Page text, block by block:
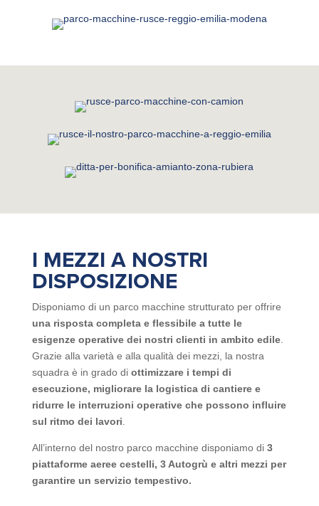
I MEZZI A NOSTRI
DISPOSIZIONE
Disponiamo di un parco macchine strutturato per offrire
una risposta completa e flessibile a tutte le
esigenze operative dei nostri clienti in ambito edile.
Grazie alla varietà e alla qualità dei mezzi, la nostra
squadra è in grado di ottimizzare i tempi di
esecuzione, migliorare la logistica di cantiere e
ridurre le interruzioni operative che possono influire
sul ritmo dei lavori
All’interno del nostro parco macchine disponiamo di 3
piattaforme aeree cestelli, 3 Autogrù e altri mezzi per
garantire un servizio tempestivo.